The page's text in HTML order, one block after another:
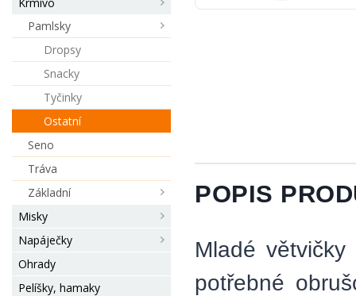
Pamlsky
Dropsy
Snacky
Tyčinky
Ostatní
Seno
Tráva
Základní
Misky
Napáječky
Ohrady
Pelíšky, hamaky
POPIS
Mladé
potřebné